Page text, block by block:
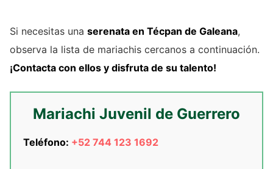
Si necesitas una serenata en Técpan de Galeana,
observa la lista de mariachis cercanos a continuación.
¡Contacta con ellos y disfruta de su talento!
Mariachi Juvenil de Guerrero
Teléfono: +52 744 123 1692